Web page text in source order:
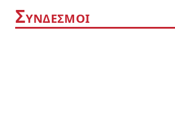
ΣΥΝΔΕΣΜΟΙ